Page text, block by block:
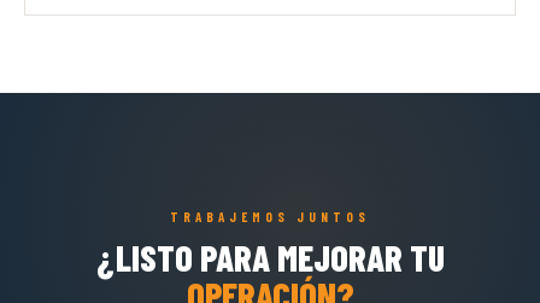
TRABAJEMOS JUNTOS
¿LISTO PARA MEJORAR TU